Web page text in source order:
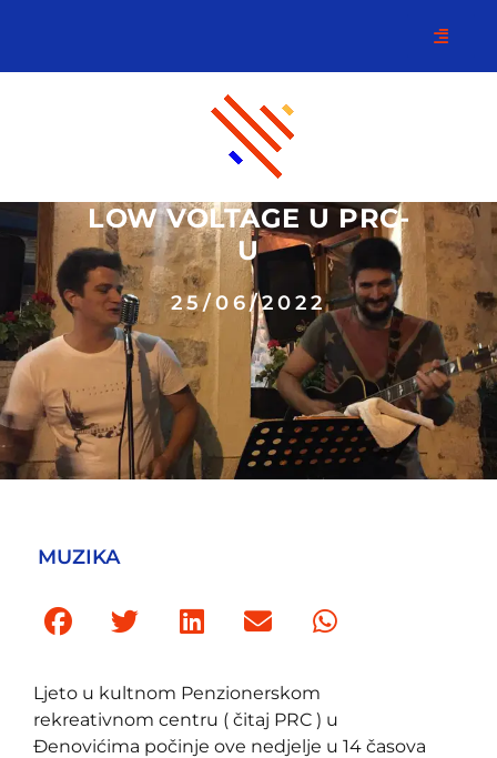
LOW VOLTAGE U PRC-
U
25/06/2022
MUZIKA
Ljeto u kultnom Penzionerskom
rekreativnom centru ( čitaj PRC ) u
Đenovićima počinje ove nedjelje u 14 časova